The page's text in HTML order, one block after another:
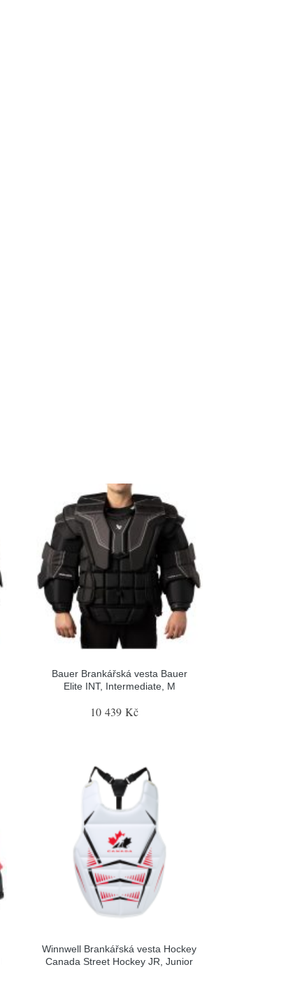
Bauer Brankářská vesta Bauer
Elite INT, Intermediate, M
10 439 Kč
Winnwell Brankářská vesta Hockey
Canada Street Hockey JR, Junior